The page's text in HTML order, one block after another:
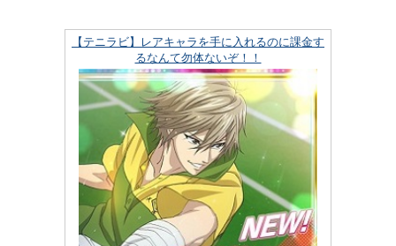
【テニラビ】レアキャラを手に入れるのに課金す
るなんて勿体ないぞ！！